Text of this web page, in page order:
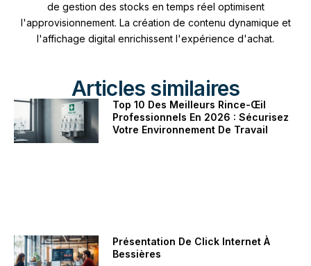
Articles similaires
Top 10 Des Meilleurs Rince-Œil
Professionnels En 2026 : Sécurisez
Votre Environnement De Travail
Présentation De Click Internet À
Bessières
de gestion des stocks en temps réel optimisent
l'approvisionnement. La création de contenu dynamique et
l'affichage digital enrichissent l'expérience d'achat.